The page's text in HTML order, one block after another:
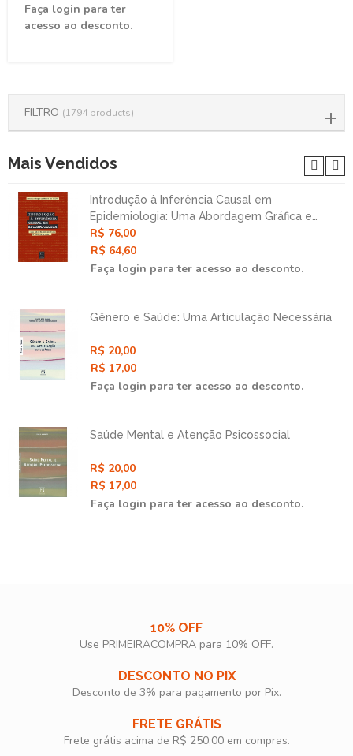
Faça login para ter
acesso ao desconto.
FILTRO (1794 products)
Mais Vendidos
Introdução à Inferência Causal em
Epidemiologia: Uma Abordagem Gráfica e
Contrafatual
R$ 76,00
R$ 64,60
Faça login para ter acesso ao desconto.
Gênero e Saúde: Uma Articulação Necessária
R$ 20,00
R$ 17,00
Faça login para ter acesso ao desconto.
Saúde Mental e Atenção Psicossocial
R$ 20,00
R$ 17,00
Faça login para ter acesso ao desconto.
10% OFF
Use PRIMEIRACOMPRA para 10% OFF.​
DESCONTO NO PIX
Desconto de 3% para pagamento por Pix.
FRETE GRÁTIS
Frete grátis acima de R$ 250,00 em compras.